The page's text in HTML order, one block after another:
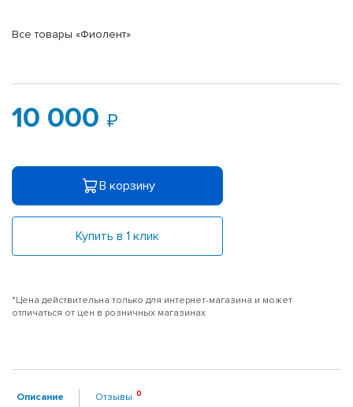
Все товары «Фиолент»
10 000
В корзину
Купить в 1 клик
*Цена действительна только для интернет-магазина и может
отличаться от цен в розничных магазинах
Описание Отзывы